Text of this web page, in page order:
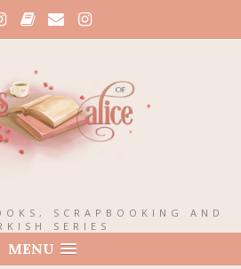
SCRAPBOOKING AND
SERIES
MENU